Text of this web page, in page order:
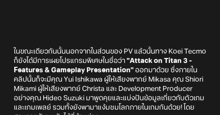
ในขณะเดียวกันนั้นนอกจากในส่วนของ PV แล้วนั้นทาง Koei Tecmo
ก็ยังได้มีการเผยโปรแกรมพิเศษในชื่อว่า "Attack on Titan 3 -
Features & Gameplay Presentation" ออกมาด้วย ซึ่งภายใน
คลิปนั้นก็จะมีคุณ Yui Ishikawa ผู้ให้เสียงพากย์ Mikasa คุณ Shiori
Mikami ผู้ให้เสียงพากย์ Christa และ Development Producer
อย่างคุณ Hideo Suzuki มาพูดคุยและแบ่งปันข้อมูลเกี่ยวกับตัวเกม
และเกมเพลย์ รวมทั้งยังพามาแง้มชมโลกภายในเกมกันด้วย! โดย